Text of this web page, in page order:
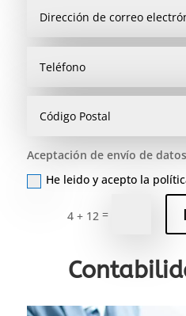
Aceptación de envío de datos
He leido y acepto la
4 + 12 =